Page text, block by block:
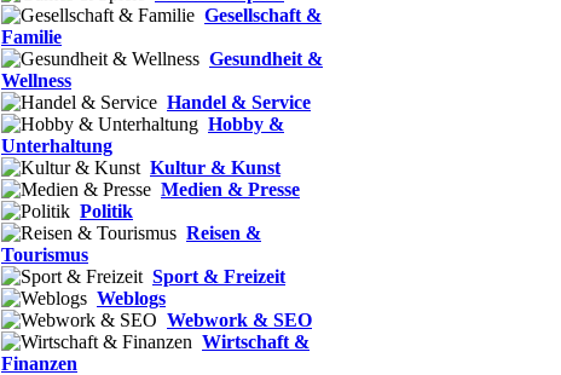
Gesellschaft &
Familie
Gesundheit &
Wellness
Handel & Service
Hobby &
Unterhaltung
Kultur & Kunst
Medien & Presse
Politik
Reisen &
Tourismus
Sport & Freizeit
Weblogs
Webwork & SEO
Wirtschaft &
Finanzen